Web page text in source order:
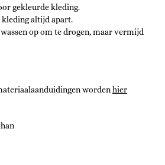
gekleurde kleding.
kleding altijd apart.
op om te drogen, maar vermijd
wordenhier